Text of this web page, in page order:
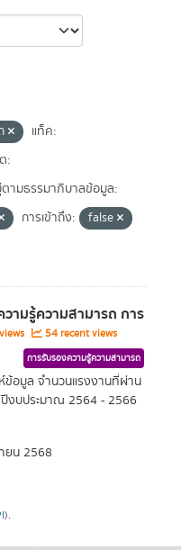
แท็ค:
:
ามธรรมาภิบาลข้อมูล:
การเข้าถึง:
false
ามรู้ความสามารถ การ
54 recent views
การรับรองความรู้ความสามารถ
ข้อมูล จำนวนแรงงานที่ผ่าน
งบประมาณ 2564 - 2566
น 2568
).